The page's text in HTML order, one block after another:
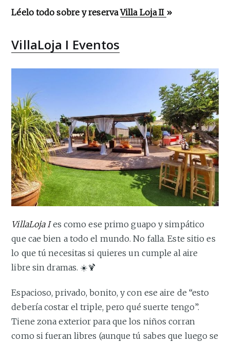
Léelo todo sobre y reservaVilla Loja II »
VillaLoja I Eventos
VillaLoja Ies como ese primo guapo y simpático
que cae bien a todo el mundo. No falla. Este sitio es
lo que tú necesitas si quieres un cumple al aire
libre sin dramas. ☀️🍹
Espacioso, privado, bonito, y con ese aire de “esto
debería costar el triple, pero qué suerte tengo”.
Tiene zona exterior para que los niños corran
como si fueran libres (aunque tú sabes que luego se